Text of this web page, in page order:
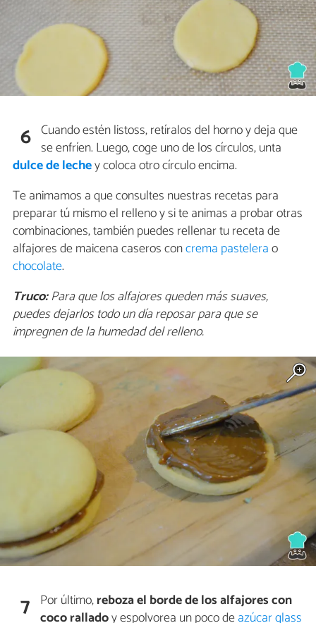
6 Cuando estén listoss, retíralos del horno y deja que
se enfríen. Luego, coge uno de los círculos, unta
dulce de lechey coloca otro círculo encima.
Te animamos a que consultes nuestras recetas para
preparar tú mismo el relleno y si te animas a probar otras
combinaciones, también puedes rellenar tu receta de
alfajores de maicena caseros concrema pastelerao
chocolate.
Truco:Para que los alfajores queden más suaves,
puedes dejarlos todo un día reposar para que se
impregnen de la humedad del relleno.
7 Por último,reboza el borde de los alfajores con
coco ralladoy espolvorea un poco deazúcar glass